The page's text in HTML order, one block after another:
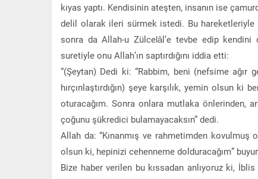
kıyas yaptı. Kendisinin ateşten, insanın ise
delil olarak ileri sürmek istedi. Bu hareketleriyle
sonra da Allah-u Zülcelâl’e tevbe edip
suretiyle onu Allah’ın saptırdığını iddia etti:
“(Şeytan) Dedi ki: “Rabbim, beni (nefsime ağır
hırçınlaştırdığın) şeye karşılık, yemin olsun
oturacağım. Sonra onlara mutlaka önlerinden,
çoğunu şükredici bulamayacaksın” dedi.
Allah da: “Kınanmış ve rahmetimden
olsun ki, hepinizi cehenneme dolduracağım”
Bize haber verilen bu kıssadan anlıyoruz ki,